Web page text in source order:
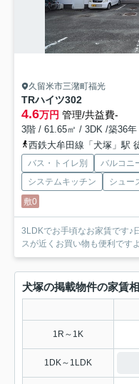
久留米市三潴町福光
TRハイツ302
4.6万円 管理/共益費-
3階 / 61.65㎡ / 3DK /築36年
西鉄大牟田線「犬塚」駅
バス・トイレ別 バルコニ
システムキッチン
シュー
敷0
3LDKでお手頃なお家賃です♪
スが近くお買い物も便利です
犬塚の掲載物件の家賃
1R～1K
1DK～1LDK